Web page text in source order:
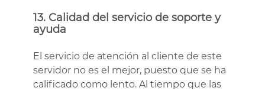
13. Calidad del servicio de soporte y
ayuda
El servicio de atención al cliente de este
servidor no es el mejor, puesto que se ha
calificado como lento. Al tiempo que las